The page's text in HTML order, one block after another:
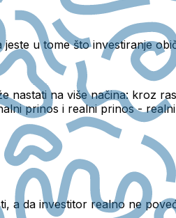
u tome što investiranje
nastati na više načina: kroz
prinos i realni prinos -
, a da investitor realno ne